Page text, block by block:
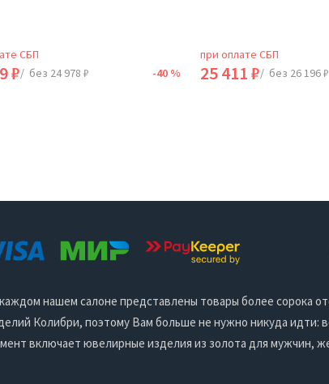
СБП
₽/ без 24 978 ₽ -40 %
при оплате СБП
25 411 ₽/ без 26 196 ₽
нашем салоне представлены товары более сорока
Колибри, поэтому Вам больше не нужно никуда идти:
включает ювелирные изделия из золота для мужчин,